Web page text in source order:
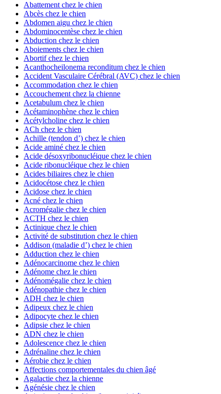
Abattement chez le chien
Abcès chez le chien
Abdomen aigu chez le chien
Abdominocentèse chez le chien
Abduction chez le chien
Aboiements chez le chien
Abortif chez le chien
Acanthocheilonema reconditum chez le chien
Accident Vasculaire Cérébral (AVC) chez le chien
Accommodation chez le chien
Accouchement chez la chienne
Acetabulum chez le chien
Acétaminophène chez le chien
Acétylcholine chez le chien
ACh chez le chien
Achille (tendon d’) chez le chien
Acide aminé chez le chien
Acide désoxyribonucléique chez le chien
Acide ribonucléique chez le chien
Acides biliaires chez le chien
Acidocétose chez le chien
Acidose chez le chien
Acné chez le chien
Acromégalie chez le chien
ACTH chez le chien
Actinique chez le chien
Activité de substitution chez le chien
Addison (maladie d’) chez le chien
Adduction chez le chien
Adénocarcinome chez le chien
Adénome chez le chien
Adénomégalie chez le chien
Adénopathie chez le chien
ADH chez le chien
Adipeux chez le chien
Adipocyte chez le chien
Adipsie chez le chien
ADN chez le chien
Adolescence chez le chien
Adrénaline chez le chien
Aérobie chez le chien
Affections comportementales du chien âgé
Agalactie chez la chienne
Agénésie chez le chien